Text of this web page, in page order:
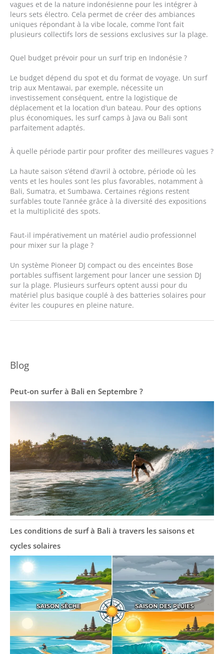
vagues et de la nature indonésienne pour les intégrer à
leurs sets électro. Cela permet de créer des ambiances
uniques répondant à la vibe locale, comme l’ont fait
plusieurs collectifs lors de sessions exclusives sur la plage.
Quel budget prévoir pour un surf trip en Indonésie ?
Le budget dépend du spot et du format de voyage. Un surf
trip aux Mentawai, par exemple, nécessite un
investissement conséquent, entre la logistique de
déplacement et la location d’un bateau. Pour des options
plus économiques, les surf camps à Java ou Bali sont
parfaitement adaptés.
À quelle période partir pour profiter des meilleures vagues ?
La haute saison s’étend d’avril à octobre, période où les
vents et les houles sont les plus favorables, notamment à
Bali, Sumatra, et Sumbawa. Certaines régions restent
surfables toute l’année grâce à la diversité des expositions
et la multiplicité des spots.
Faut-il impérativement un matériel audio professionnel
pour mixer sur la plage ?
Un système Pioneer DJ compact ou des enceintes Bose
portables suffisent largement pour lancer une session DJ
sur la plage. Plusieurs surfeurs optent aussi pour du
matériel plus basique couplé à des batteries solaires pour
éviter les coupures en pleine nature.
Blog
Peut-on surfer à Bali en Septembre ?
Les conditions de surf à Bali à travers les saisons et
cycles solaires